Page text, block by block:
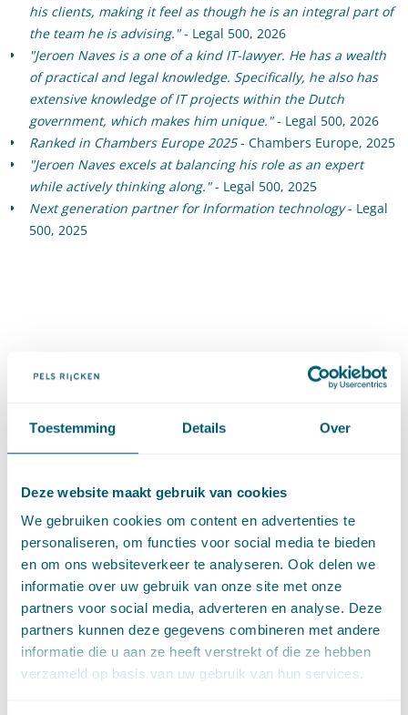
Toestemming Details Over
Deze website maakt gebruik van cookies
We gebruiken cookies om content en advertenties te
personaliseren, om functies voor social media te bieden
en om ons websiteverkeer te analyseren. Ook delen we
informatie over uw gebruik van onze site met onze
partners voor social media, adverteren en analyse. Deze
partners kunnen deze gegevens combineren met andere
informatie die u aan ze heeft verstrekt of die ze hebben
verzameld op basis van uw gebruik van hun services.
his clients, making it feel as though he is an integral part of
the team he is advising."- Legal 500, 2026
"Jeroen Naves is a one of a kind IT-lawyer. He has a wealth
of practical and legal knowledge. Specifically, he also has
extensive knowledge of IT projects within the Dutch
government, which makes him unique."- Legal 500, 2026
Ranked in Chambers Europe 2025- Chambers Europe, 2025
"Jeroen Naves excels at balancing his role as an expert
while actively thinking along."- Legal 500, 2025
Next generation partner for Information technology- Legal
500, 2025
ICT-recht
Privacy
Artificial Intelligence
Juridisch innovatiecertificaat